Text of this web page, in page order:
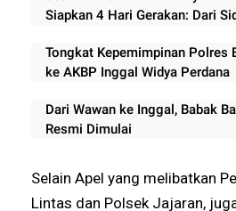
Siapkan 4 Hari Gerakan: Dari
Tongkat Kepemimpinan Polres
ke AKBP Inggal Widya Perdana
Dari Wawan ke Inggal, Babak
Resmi Dimulai
Selain Apel yang melibatkan
Lintas dan Polsek Jajaran,